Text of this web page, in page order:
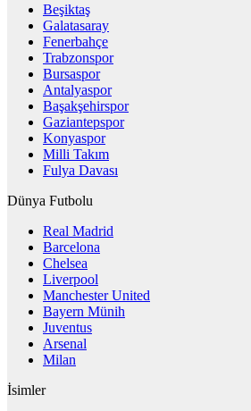
Beşiktaş
Galatasaray
Fenerbahçe
Trabzonspor
Bursaspor
Antalyaspor
Başakşehirspor
Gaziantepspor
Konyaspor
Milli Takım
Fulya Davası
Dünya Futbolu
Real Madrid
Barcelona
Chelsea
Liverpool
Manchester United
Bayern Münih
Juventus
Arsenal
Milan
İsimler